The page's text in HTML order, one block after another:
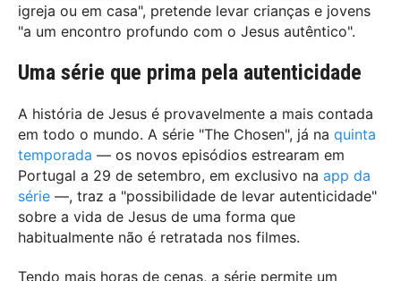
igreja ou em casa", pretende levar crianças e jovens
"a um encontro profundo com o Jesus autêntico".
Uma série que prima pela autenticidade
A história de Jesus é provavelmente a mais contada
em todo o mundo. A série "The Chosen", já na quinta
temporada — os novos episódios estrearam em
Portugal a 29 de setembro, em exclusivo na app da
série —, traz a "possibilidade de levar autenticidade"
sobre a vida de Jesus de uma forma que
habitualmente não é retratada nos filmes.
Tendo mais horas de cenas, a série permite um